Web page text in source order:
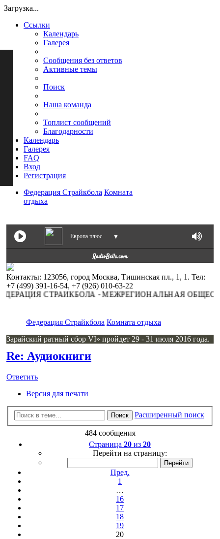
Загрузка...
Ссылки
Календарь
Галерея
Сообщения без ответов
Активные темы
Поиск
Наша команда
Топлист сообщений
Благодарности
Календарь
Галерея
FAQ
Вход
Регистрация
Федерация Страйкбола Комната
отдыха
Европа плюс ▼
Контакты: 123056, город Москва, Тишинская пл., 1, 1. Тел:
+7 (499) 391-16-54, +7 (926) 010-63-22
СТРАЙКБОЛА - МЕЖРЕГИОНАЛЬНАЯ
Федерация Страйкбола Комната отдыха
Зарайский ратный сбор VI» пройдет 29 - 31 июля 2016 года.
Re: Аудиокниги
Ответить
Версия для печати
Поиск Расширенный поиск
484 сообщения
Страница 20 из 20
Перейти на страницу:
Пред.
1
…
16
17
18
19
20